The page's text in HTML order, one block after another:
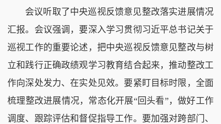
会议听取了中央巡视反馈意见整改落实进展情况
汇报。会议强调，要深入学习贯彻习近平总书记关于
巡视工作的重要论述，把中央巡视反馈意见整改与树
立和践行正确政绩观学习教育结合起来，推动整改工
作向深处发力、在实处见效。要紧盯目标时限，全面
梳理整改进展情况，常态化开展“回头看”，做好工作
调度、跟踪评估和督促指导工作。要加强对跨部门、